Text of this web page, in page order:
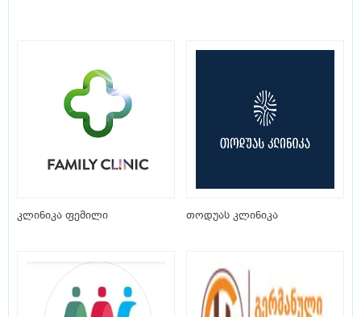
კლინიკა ფემილი თოდუას კლინიკა